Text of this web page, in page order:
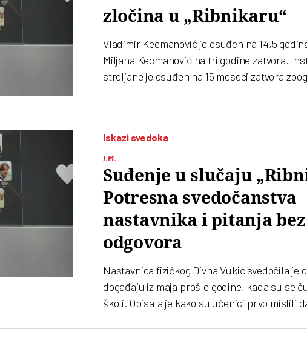
zločina u „Ribnikaru“
Vladimir Kecmanović je osuđen na 14,5
Miljana Kecmanović na tri godine zatvora.
streljane je osuđen na 15 meseci zatvora
Iskazi svedoka
I.M.
Suđenje u slučaju
Potresna svedočanstva
nastavnika i pitanja bez
odgovora
Nastavnica fizičkog Divna Vukić svedočila je
događaju iz maja prošle godine, kada su se
školi. Opisala je kako su učenici prvo mislili